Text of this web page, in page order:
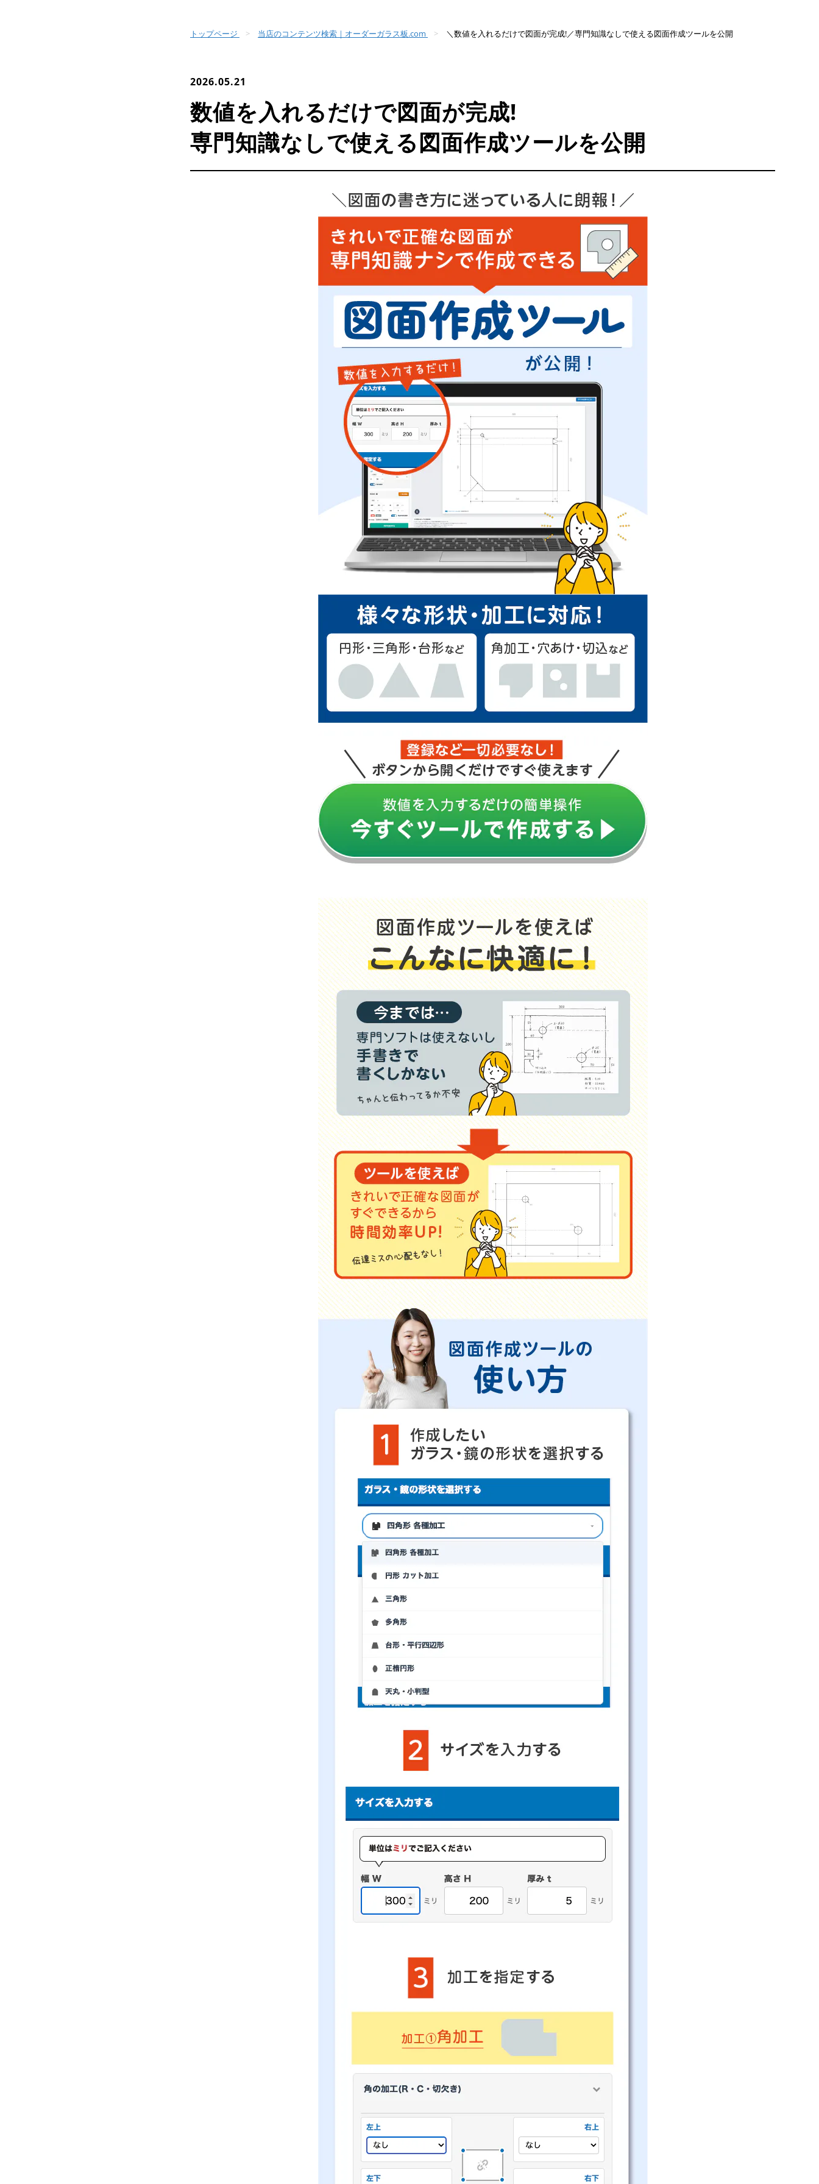
トップページ 当店のコンテンツ検索｜オーダーガラス板.com ＼数値を入れるだけで図面が完成!／専門知識なしで使える図面作成ツールを公開
2026.05.21
数値を入れるだけで図面が完成!
専門知識なしで使える図面作成ツールを公開